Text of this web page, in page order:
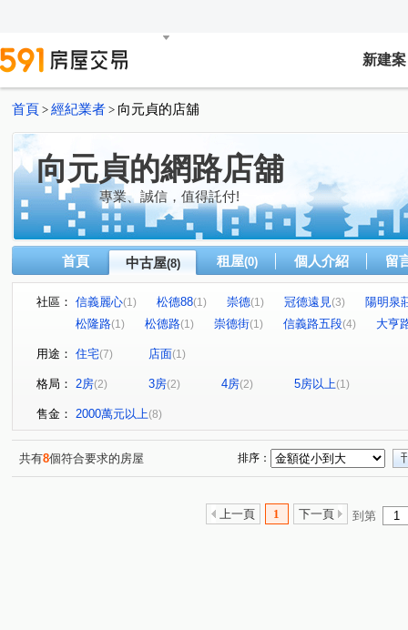
新建案
首頁 > 經紀業者 > 向元貞的店舖
向元貞的網路店舖
專業、誠信，值得託付!
首頁 中古屋(8) 租屋(0) 個人介紹 留
社區： 信義麗心(1) 松德88(1) 崇德(1) 冠德遠見(3)
陽明泉
松隆路(1) 松德路(1) 崇德街(1) 信義路五段(4) 大亨
用途： 住宅(7) 店面(1)
格局： 2房(2) 3房(2) 4房(2) 5房以上(1)
售金： 2000萬元以上(8)
共有8個符合要求的房屋 排序：
上一頁 1 下一頁 到第